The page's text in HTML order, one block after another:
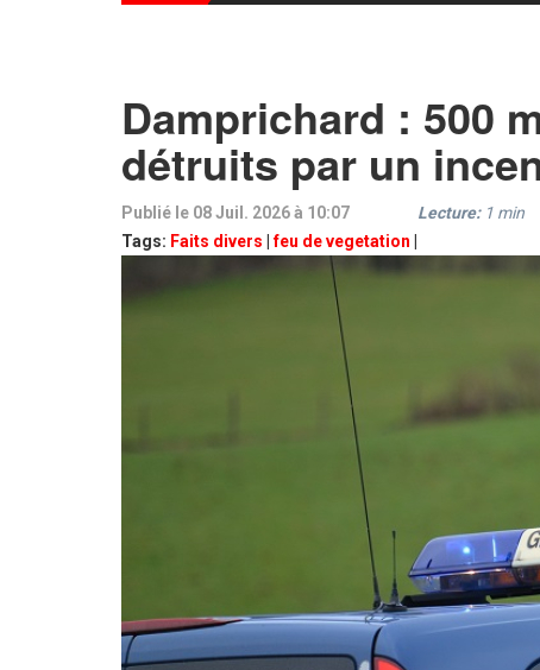
Damprichard : 500
détruits par un
Publié le 08 Juil. 2026 à 10:07
Tags: Faits divers |feu de vegetation
Lecture: 1 min